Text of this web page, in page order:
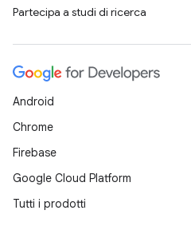
Partecipa a studi di ricerca
Android
Chrome
Firebase
Google Cloud Platform
Tutti i prodotti